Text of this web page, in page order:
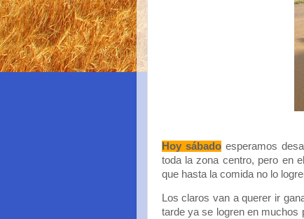
Hoy sábadoesperamos
toda la zona centro, pero en
que hasta la comida no lo
Los claros van a querer ir
tarde ya se logren en muchos